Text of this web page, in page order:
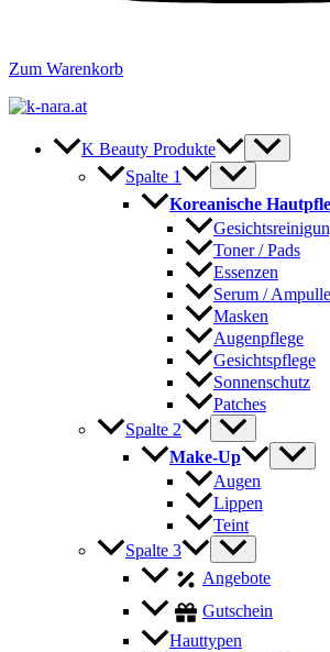
Zum Warenkorb
K Beauty Produkte
Spalte 1
Koreanische
Toner / Pads
Essenzen
Serum / Ampulle
Masken
Augenpflege
Gesichtspflege
Sonnenschutz
Patches
Spalte 2
Make-Up
Augen
Lippen
Teint
Spalte 3
Angebote
Gutschein
Hauttypen